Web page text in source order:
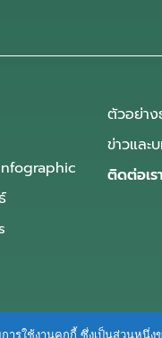
ตัวอย่าง
ข่าวและ
ติดต่อเรา
ารใช้งานคุกกี้ ซึ่งเป็นส่วนห